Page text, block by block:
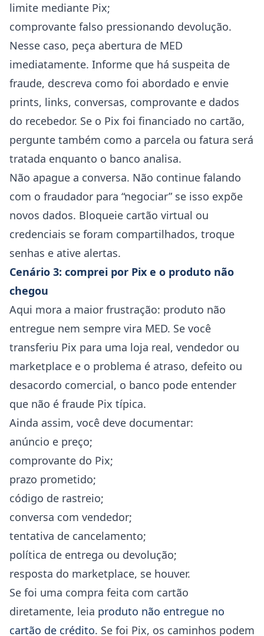
limite mediante Pix;
comprovante falso pressionando devolução.
Nesse caso, peça abertura de MED
imediatamente. Informe que há suspeita de
fraude, descreva como foi abordado e envie
prints, links, conversas, comprovante e dados
do recebedor. Se o Pix foi financiado no cartão,
pergunte também como a parcela ou fatura será
tratada enquanto o banco analisa.
Não apague a conversa. Não continue falando
com o fraudador para “negociar” se isso expõe
novos dados. Bloqueie cartão virtual ou
credenciais se foram compartilhados, troque
senhas e ative alertas.
Cenário 3: comprei por Pix e o produto não
chegou
Aqui mora a maior frustração: produto não
entregue nem sempre vira MED. Se você
transferiu Pix para uma loja real, vendedor ou
marketplace e o problema é atraso, defeito ou
desacordo comercial, o banco pode entender
que não é fraude Pix típica.
Ainda assim, você deve documentar:
anúncio e preço;
comprovante do Pix;
prazo prometido;
código de rastreio;
conversa com vendedor;
tentativa de cancelamento;
política de entrega ou devolução;
resposta do marketplace, se houver.
Se foi uma compra feita com cartão
diretamente, leia produto não entregue no
cartão de crédito. Se foi Pix, os caminhos podem